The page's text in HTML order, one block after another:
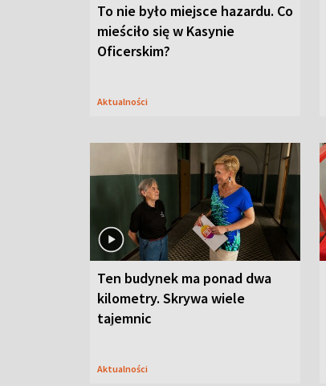
To nie było miejsce hazardu. Co
mieściło się w Kasynie
Oficerskim?
Aktualności
Ten budynek ma ponad dwa
kilometry. Skrywa wiele
tajemnic
Aktualności